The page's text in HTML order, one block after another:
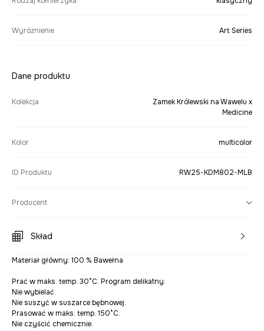
Wyróżnienie Art Series
Dane produktu
Kolekcja
Zamek Królewski na Wawelu x
Medicine
Kolor multicolor
ID Produktu RW25-KDM802-MLB
Producent
Skład
Materiał główny: 100 % Bawełna
Prać w maks. temp. 30°C. Program delikatny.
Nie wybielać.
Nie suszyć w suszarce bębnowej.
Prasować w maks. temp. 150°C.
Nie czyścić chemicznie.